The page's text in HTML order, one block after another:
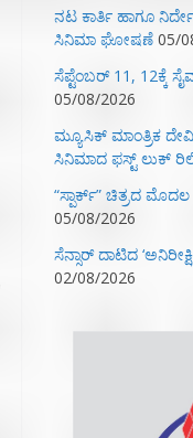
ನಟ ಕಾರ್ತಿ ಹಾಗೂ
ಸಿನಿಮಾ ಘೋಷಣೆ 05/
ಸೆಪ್ಟೆಂಬರ್ 11, 12ಕ್ಕೆ
05/08/2026
ಮ್ಯೂಸಿಕ್‌ ಮಾಂತ್ರಿಕ
ಸಿನಿಮಾದ ಫಸ್ಟ್‌ ಲುಕ್‌
“ಸ್ಪಾರ್ಕ್” ಚಿತ್ರದ
05/08/2026
ಸೆನ್ಸಾರ್ ದಾಟಿದ
02/08/2026